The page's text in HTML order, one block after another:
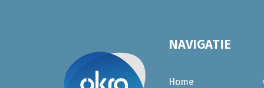
NAVIGATIE
Home